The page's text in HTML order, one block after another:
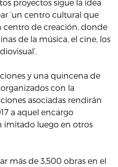
proyectos sigue la idea
‘un centro cultural que
centro de creación, donde
de la música, el cine, los
y una quincena de
con la
asociadas rendirán
a aquel encargo
imitado luego en otros
más de 3,500 obras en el